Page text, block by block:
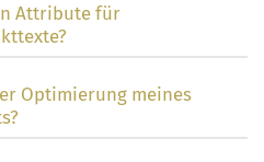
Attribute für
Optimierung meines